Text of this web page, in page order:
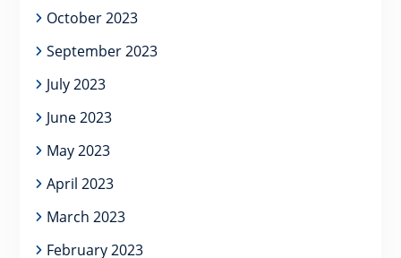
October 2023
September 2023
July 2023
June 2023
May 2023
April 2023
March 2023
February 2023